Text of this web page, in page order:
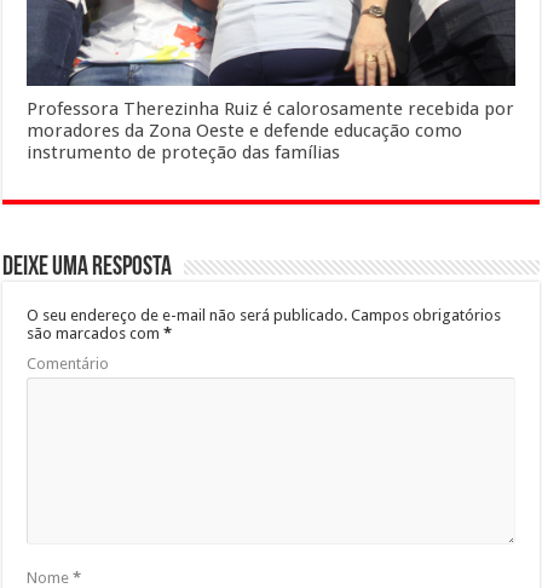
Professora Therezinha Ruiz é calorosamente recebida por
moradores da Zona Oeste e defende educação como
instrumento de proteção das famílias
Deixe uma resposta
O seu endereço de e-mail não será publicado. Campos obrigatórios
são marcados com*
Comentário
Nome*